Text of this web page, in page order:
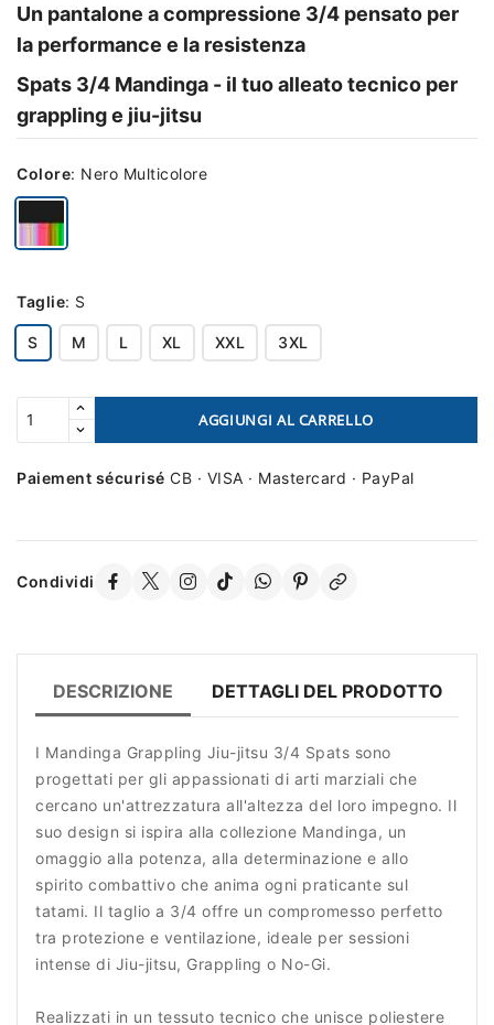
Un pantalone a compressione 3/4 pensato per
la performance e la resistenza
Spats 3/4 Mandinga - il tuo alleato tecnico per
grappling e jiu-jitsu
Colore: Nero Multicolore
Taglie: S
S M L XL XXL 3XL
AGGIUNGI AL CARRELLO
Paiement sécurisé CB · VISA · Mastercard · PayPal
Condividi
DESCRIZIONE DETTAGLI DEL PRODOTTO
I Mandinga Grappling Jiu-jitsu 3/4 Spats sono
progettati per gli appassionati di arti marziali che
cercano un'attrezzatura all'altezza del loro impegno. Il
suo design si ispira alla collezione Mandinga, un
omaggio alla potenza, alla determinazione e allo
spirito combattivo che anima ogni praticante sul
tatami. Il taglio a 3/4 offre un compromesso perfetto
tra protezione e ventilazione, ideale per sessioni
intense di Jiu-jitsu, Grappling o No-Gi.
Realizzati in un tessuto tecnico che unisce poliestere